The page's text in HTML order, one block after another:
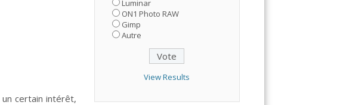
certain intérêt,
Luminar
ON1 Photo RAW
Gimp
Autre
View Results